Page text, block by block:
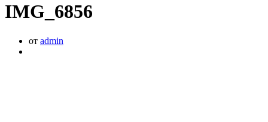
IMG_6856
от admin